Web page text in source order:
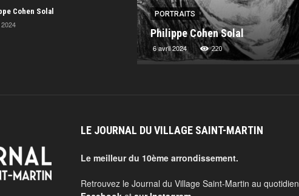
Cohen Solal PORTRAITS
Philippe Cohen Solal
6 avril 2024 220
LE JOURNAL DU VILLAGE SAINT-MARTIN
Le meilleur du 10ème arrondissement.
Retrouvez le Journal du Village Saint-Martin au quotidien